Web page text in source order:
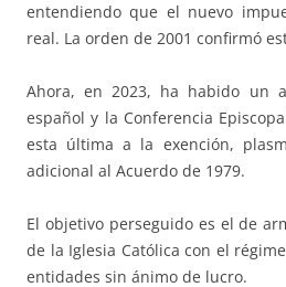
entendiendo que el nuevo
real. La orden de 2001 confirmó
Ahora, en 2023, ha habido un
español y la Conferencia
esta última a la exención,
adicional al Acuerdo de 1979.
El objetivo perseguido es el de
de la Iglesia Católica con el
entidades sin ánimo de lucro.